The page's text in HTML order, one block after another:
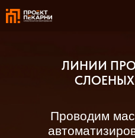
ЛИНИИ
Проводим